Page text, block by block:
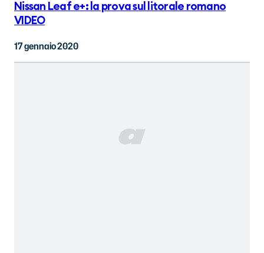
Nissan Leaf e+: la prova sul litorale romano
VIDEO
17 gennaio 2020